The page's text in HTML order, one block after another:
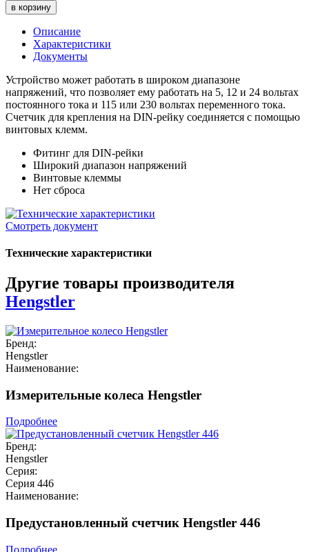
в корзину
Описание
Характеристики
Документы
Устройство может работать в широком диапазоне
напряжений, что позволяет ему работать на 5, 12 и 24 вольтах
постоянного тока и 115 или 230 вольтах переменного тока.
Счетчик для крепления на DIN-рейку соединяется с помощью
винтовых клемм.
Фитинг для DIN-рейки
Широкий диапазон напряжений
Винтовые клеммы
Нет сброса
Смотреть документ
Технические характеристики
Другие товары производителя
Hengstler
Бренд:
Hengstler
Наименование:
Измерительные колеса Hengstler
Подробнее
Бренд:
Hengstler
Серия:
Серия 446
Наименование:
Предустановленный счетчик Hengstler 446
Подробнее